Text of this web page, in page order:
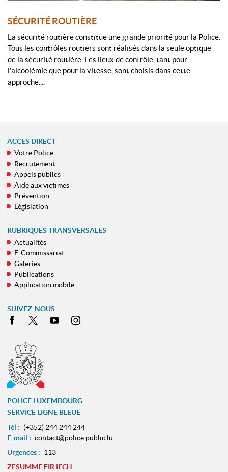
SÉCURITÉ ROUTIÈRE
La sécurité routière constitue une grande priorité pour la Police.
Tous les contrôles routiers sont réalisés dans la seule optique
de la sécurité routière. Les lieux de contrôle, tant pour
l’alcoolémie que pour la vitesse, sont choisis dans cette
approche....
MENU
DE
NAVIGATION
ACCÈS DIRECT
Votre Police
Recrutement
Appels publics
Aide aux victimes
Prévention
Législation
RUBRIQUES TRANSVERSALES
Actualités
E-Commissariat
Galeries
Publications
Application mobile
SUIVEZ-NOUS
Facebook
X Youtube
POLICE LUXEMBOURG
SERVICE LIGNE BLEUE
Tél : (+352) 244 244 244
E-mail : contact@police.public.lu
Urgences : 113
ZESUMME FIR IECH